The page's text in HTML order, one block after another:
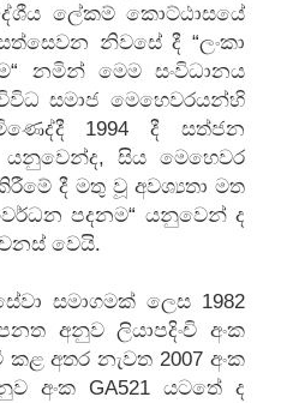
ලේකම් කොට්ඨාසයේ
නිවසේ දී “ලංකා
නමින් මෙම සංවිධානය
සමාජ මෙහෙවරයන්හි
1994 දී සත්ජන
යනුවෙන්ද, සිය මෙහෙවර
දී මතු වූ අවශ්‍යතා මත
පදනම“ යනුවෙන් ද
වෙයි.
සමාගමක් ලෙස 1982
අනුව ලියාපදිංචි අංක
කළ අතර නැවත 2007 අංක
අංක GA521 යටතේ ද